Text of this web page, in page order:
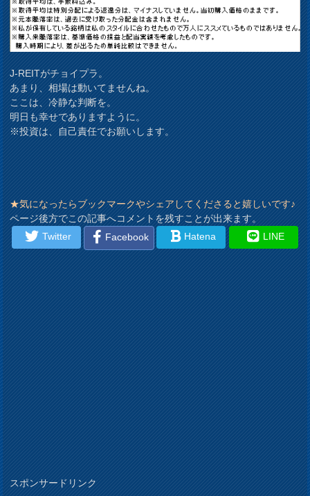
J-REITがチョイプラ。
あまり、相場は動いてませんね。
ここは、冷静な判断を。
明日も幸せでありますように。
※投資は、自己責任でお願いします。
★気になったらブックマークやシェアしてくださると嬉しいです♪
ページ後方でこの記事へコメントを残すことが出来ます。
Twitter
Facebook Hatena LINE
スポンサードリンク